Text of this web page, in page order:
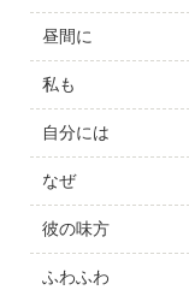
昼間に
私も
自分には
なぜ
彼の味方
ふわふわ